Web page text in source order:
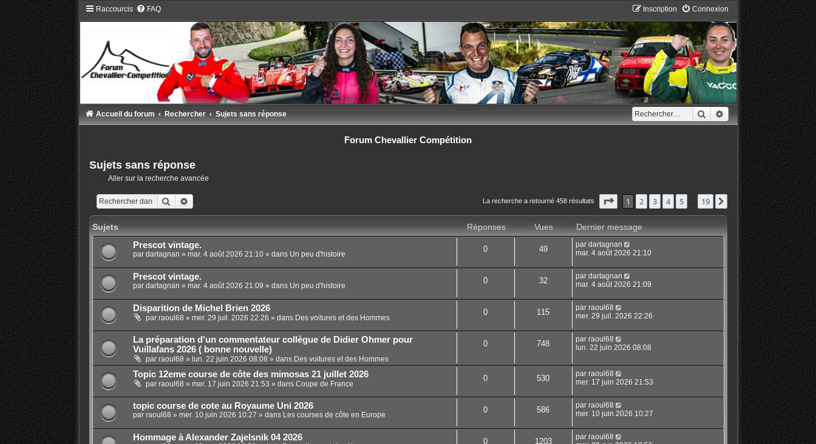
Raccourcis FAQ Connexion
Inscription
RechercherRecherche avancée
Accueil du forum Rechercher Sujets sans réponse
Forum Chevallier Compétition
Sujets sans réponse
Aller sur la recherche avancée
Rechercher La recherche a retourné 458 résultats Page sur19
1 2 3 4 5 19 Suivant
Sujets Réponses Vues
Dernier message
Prescot vintage.
par dartagnan » mar. 4 août 2026 21:10» dans Un peu d'histoire
0 49 par dartagnan
mar. 4 août 2026 21:10
Prescot vintage.
par dartagnan » mar. 4 août 2026 21:09 » dans Un peu d'histoire
0 32 par dartagnan
mar. 4 août 2026 21:09
Disparition de Michel Brien 2026
par raoul68 » mer. 29 juil. 2026 22:26 » dans Des voitures et des Hommes
0 115 par raoul68
mer. 29 juil. 2026 22:26
La préparation d'un commentateur collègue de Didier Ohmer pour
Vuillafans 2026 ( bonne nouvelle)
par raoul68 » lun. 22 juin 2026 08:08 » dans Des voitures et des Hommes
0 748 par raoul68
lun. 22 juin 2026 08:08
Topic 12eme course de côte des mimosas 21 juillet 2026
par raoul68 » mer. 17 juin 2026 21:53 » dans Coupe de France
0 530 par raoul68
mer. 17 juin 2026 21:53
topic course de cote au Royaume Uni 2026
par raoul68 » mer. 10 juin 2026 10:27 » dans Les courses de côte en Europe
0 586 par raoul68
mer. 10 juin 2026 10:27
Hommage à Alexander Zajelsnik 04 2026 0 1203 par raoul68